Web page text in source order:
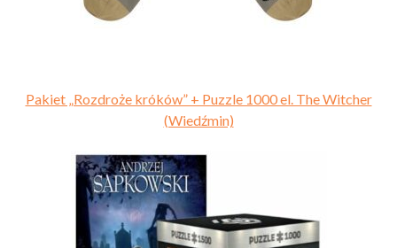
Pakiet „Rozdroże króków” + Puzzle 1000 el. The Witcher
(Wiedźmin)